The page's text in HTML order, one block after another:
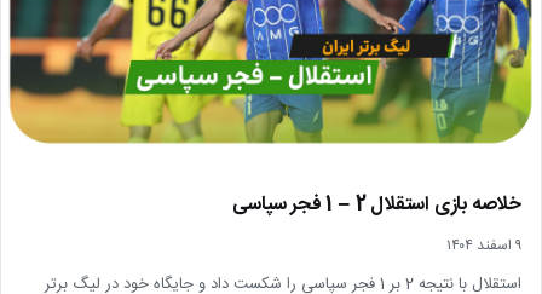
خلاصه بازی استقلال 2 – 1 فجر سپاسی
۹ اسفند ۱۴۰۴
استقلال با نتیجه 2 بر 1 فجر سپاسی را شکست داد و جایگاه خود در لیگ برتر